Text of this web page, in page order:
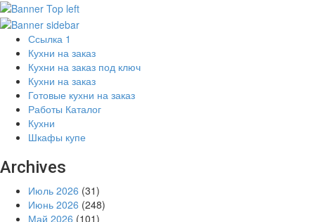
Ссылка 1
Кухни на заказ
Кухни на заказ под ключ
Кухни на заказ
Готовые кухни на заказ
Работы Каталог
Кухни
Шкафы купе
Archives
Июль 2026 (31)
Июнь 2026 (248)
Май 2026 (101)